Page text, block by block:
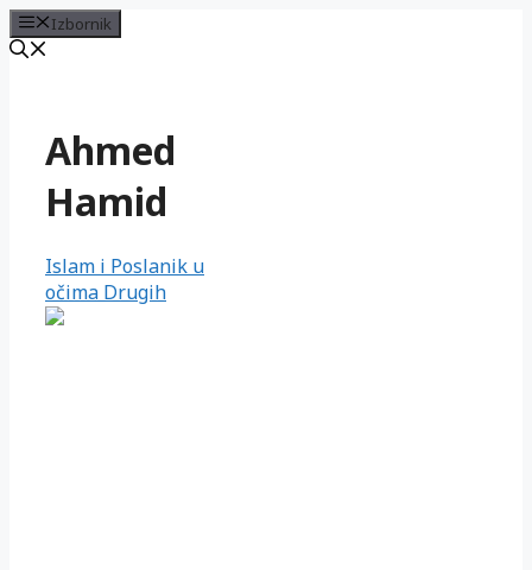
Izbornik
Ahmed
Hamid
Islam i Poslanik u
očima Drugih